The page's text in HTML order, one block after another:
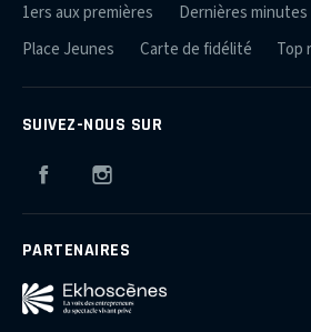
1ers aux premières Dernières minutes
Place Jeunes
Carte de fidélité Top
SUIVEZ-NOUS SUR
Facebook
PARTENAIRES